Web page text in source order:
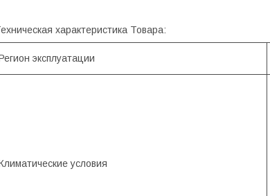
характеристика Товара:
эксплуатации
условия